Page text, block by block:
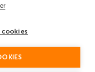
the Google
apply.